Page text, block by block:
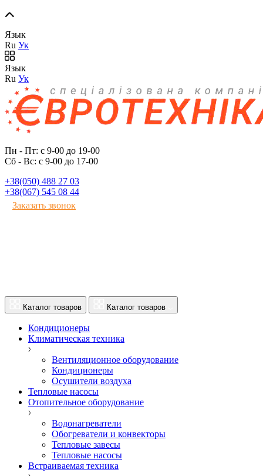
Язык
Ru Ук
Язык
Ru Ук
Пн - Пт: с 9-00 до 19-00
Сб - Вс: с 9-00 до 17-00
+38(050) 488 27 03
+38(067) 545 08 44
Заказать звонок
Каталог товаров Каталог товаров
Кондиционеры
Климатическая техника
Вентиляционное оборудование
Кондиционеры
Осушители воздуха
Тепловые насосы
Отопительное оборудование
Водонагреватели
Обогреватели и конвекторы
Тепловые завесы
Тепловые насосы
Встраиваемая техника